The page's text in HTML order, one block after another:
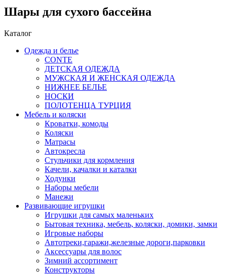
Шары для сухого бассейна
Каталог
Одежда и белье
CONTE
ДЕТСКАЯ ОДЕЖДА
МУЖСКАЯ И ЖЕНСКАЯ ОДЕЖДА
НИЖНЕЕ БЕЛЬЕ
НОСКИ
ПОЛОТЕНЦА ТУРЦИЯ
Мебель и коляски
Кроватки, комоды
Коляски
Матрасы
Автокресла
Стульчики для кормления
Качели, качалки и каталки
Ходунки
Наборы мебели
Манежи
Развивающие игрушки
Игрушки для самых маленьких
Бытовая техника, мебель, коляски, домики, замки
Игровые наборы
Автотреки,гаражи,железные дороги,парковки
Аксессуары для волос
Зимний ассортимент
Конструкторы